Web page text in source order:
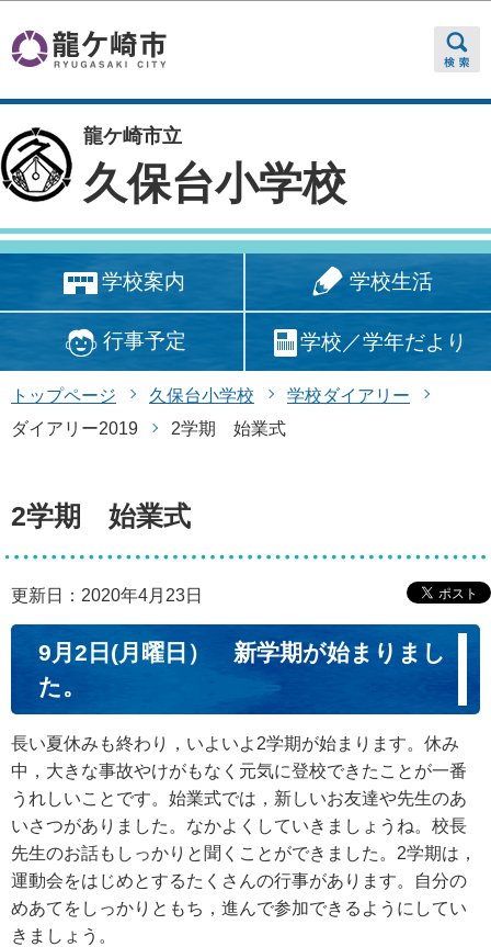
龍ケ崎市立
久保台小学校
学校案内 学校生活
行事予定 学校／学年だより
トップページ 久保台小学校
学校ダイアリー
ダイアリー2019
2学期 始業式
2学期 始業式
更新日：2020年4月23日
9月2日(月曜日） 新学期が始まりまし
た。
長い夏休みも終わり，いよいよ2学期が始まります。休み
中，大きな事故やけがもなく元気に登校できたことが一番
うれしいことです。始業式では，新しいお友達や先生のあ
いさつがありました。なかよくしていきましょうね。校長
先生のお話もしっかりと聞くことができました。2学期は，
運動会をはじめとするたくさんの行事があります。自分の
めあてをしっかりともち，進んで参加できるようにしてい
きましょう。